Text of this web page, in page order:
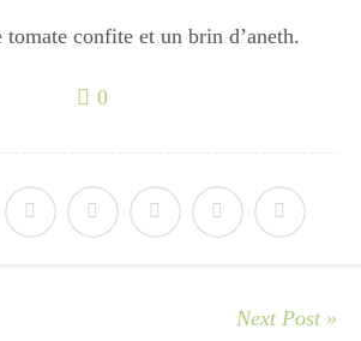
tomate confite et un brin d’aneth.
0
Next Post »